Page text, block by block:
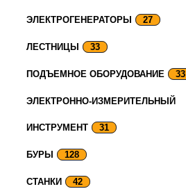
ЭЛЕКТРОГЕНЕРАТОРЫ 27
ЛЕСТНИЦЫ 33
ПОДЪЕМНОЕ ОБОРУДОВАНИЕ 33
ЭЛЕКТРОННО-ИЗМЕРИТЕЛЬНЫЙ
ИНСТРУМЕНТ 31
БУРЫ 128
СТАНКИ 42